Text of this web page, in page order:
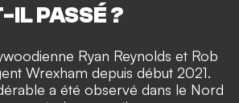
IL PASSÉ ?
Ryan Reynolds et Rob
Wrexham depuis début 2021.
a été observé dans le Nord